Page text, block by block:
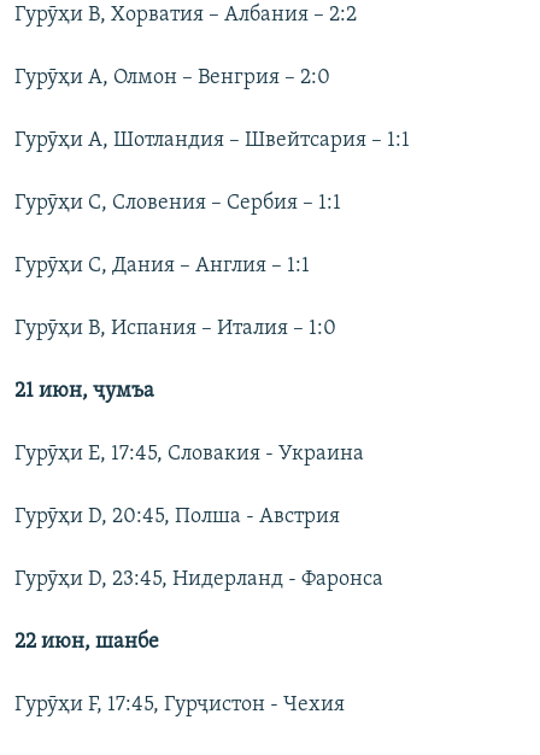
Гурӯҳи B, Хорватия – Албания – 2:2
Гурӯҳи A, Олмон – Венгрия – 2:0
Гурӯҳи A, Шотландия – Швейтсария – 1:1
Гурӯҳи C, Словения – Сербия – 1:1
Гурӯҳи C, Дания – Англия – 1:1
Гурӯҳи B, Испания – Италия – 1:0
21 июн, ҷумъа
Гурӯҳи E, 17:45, Словакия - Украина
Гурӯҳи D, 20:45, Полша - Австрия
Гурӯҳи D, 23:45, Нидерланд - Фаронса
22 июн, шанбе
Гурӯҳи F, 17:45, Гурҷистон - Чехия